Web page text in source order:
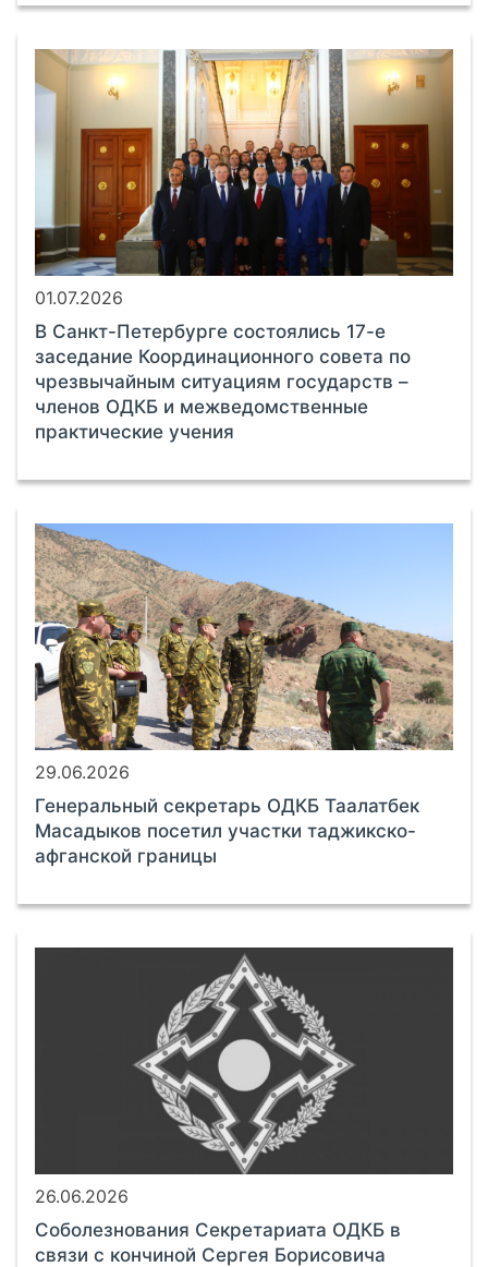
01.07.2026
В Санкт-Петербурге состоялись 17-е
заседание Координационного совета по
чрезвычайным ситуациям государств –
членов ОДКБ и межведомственные
практические учения
29.06.2026
Генеральный секретарь ОДКБ Таалатбек
Масадыков посетил участки таджикско-
афганской границы
26.06.2026
Соболезнования Секретариата ОДКБ в
связи с кончиной Сергея Борисовича